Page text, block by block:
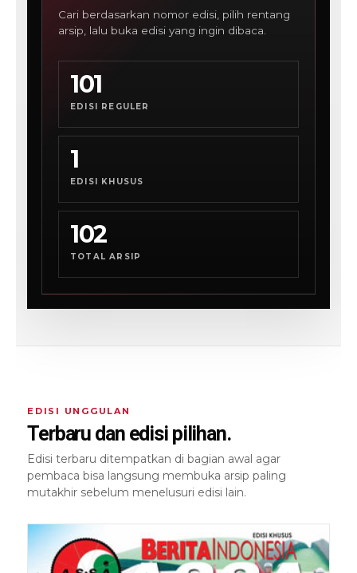
Cari berdasarkan nomor edisi, pilih rentang
arsip, lalu buka edisi yang ingin dibaca.
101
EDISI REGULER
1
EDISI KHUSUS
102
TOTAL ARSIP
EDISI UNGGULAN
Terbaru dan edisi pilihan.
Edisi terbaru ditempatkan di bagian awal agar
pembaca bisa langsung membuka arsip paling
mutakhir sebelum menelusuri edisi lain.